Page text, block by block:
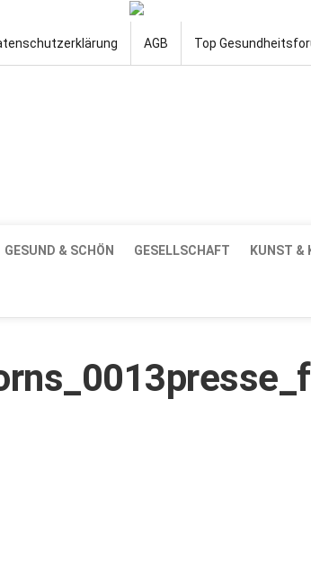
AGB Top
GESUND & SCHÖN GESELLSCHAFT KUNST &